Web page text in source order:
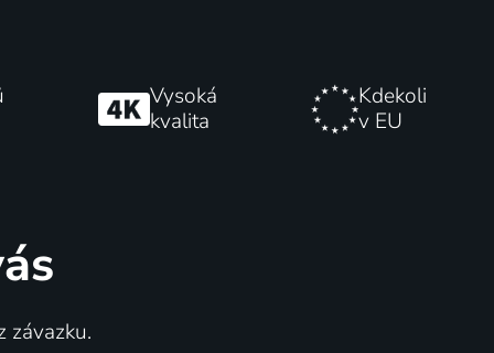
Vysoká
kvalita
Kdekoli
v EU
závazku.